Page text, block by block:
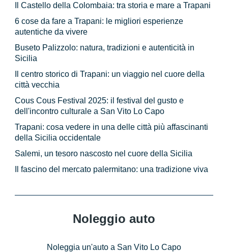
Il Castello della Colombaia: tra storia e mare a Trapani
6 cose da fare a Trapani: le migliori esperienze
autentiche da vivere
Buseto Palizzolo: natura, tradizioni e autenticità in
Sicilia
Il centro storico di Trapani: un viaggio nel cuore della
città vecchia
Cous Cous Festival 2025: il festival del gusto e
dell'incontro culturale a San Vito Lo Capo
Trapani: cosa vedere in una delle città più affascinanti
della Sicilia occidentale
Salemi, un tesoro nascosto nel cuore della Sicilia
Il fascino del mercato palermitano: una tradizione viva
Noleggio auto
Noleggia un'auto a San Vito Lo Capo